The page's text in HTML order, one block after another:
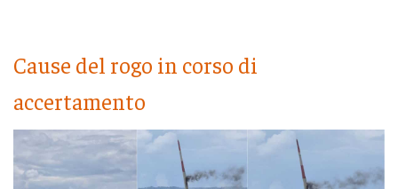
Cause del rogo in corso di
accertamento